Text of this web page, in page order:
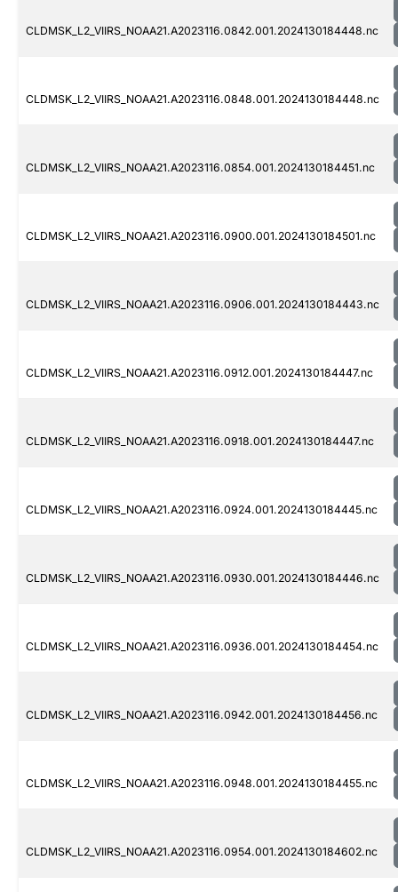
CLDMSK_L2_VIIRS_NOAA21.A2023116.0842.001.2024130184448.nc
CLDMSK_L2_VIIRS_NOAA21.A2023116.0848.001.2024130184448.nc
CLDMSK_L2_VIIRS_NOAA21.A2023116.0854.001.2024130184451.nc
CLDMSK_L2_VIIRS_NOAA21.A2023116.0900.001.2024130184501.nc
CLDMSK_L2_VIIRS_NOAA21.A2023116.0906.001.2024130184443.nc
CLDMSK_L2_VIIRS_NOAA21.A2023116.0912.001.2024130184447.nc
CLDMSK_L2_VIIRS_NOAA21.A2023116.0918.001.2024130184447.nc
CLDMSK_L2_VIIRS_NOAA21.A2023116.0924.001.2024130184445.nc
CLDMSK_L2_VIIRS_NOAA21.A2023116.0930.001.2024130184446.nc
CLDMSK_L2_VIIRS_NOAA21.A2023116.0936.001.2024130184454.nc
CLDMSK_L2_VIIRS_NOAA21.A2023116.0942.001.2024130184456.nc
CLDMSK_L2_VIIRS_NOAA21.A2023116.0948.001.2024130184455.nc
CLDMSK_L2_VIIRS_NOAA21.A2023116.0954.001.2024130184602.nc